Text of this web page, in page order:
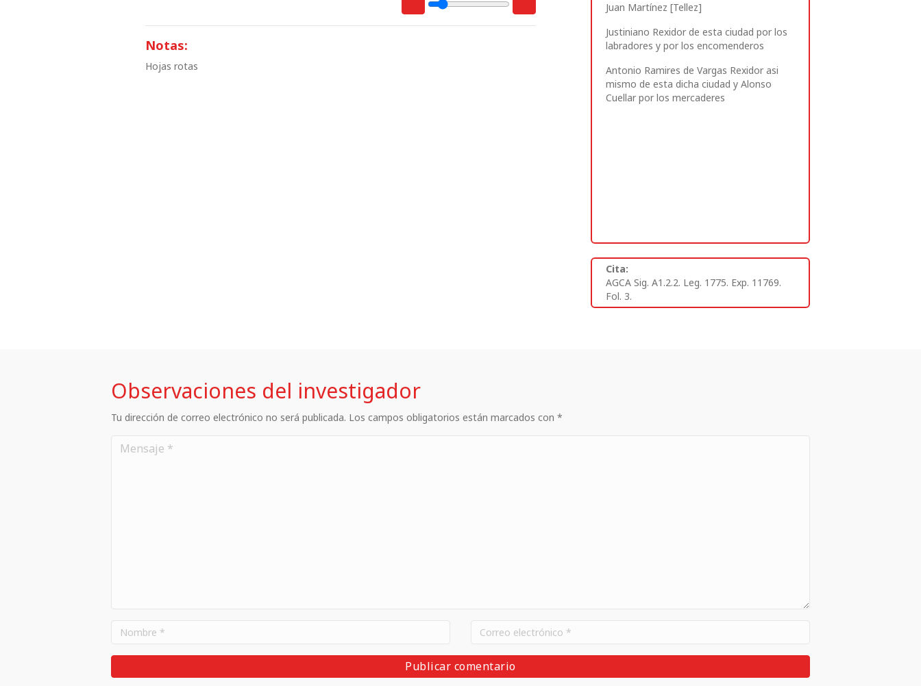
Notas:
Hojas rotas
Juan Martínez [Tellez]
Justiniano Rexidor de esta ciudad por los
labradores y por los encomenderos
Antonio Ramires de Vargas Rexidor asi
mismo de esta dicha ciudad y Alonso
Cuellar por los mercaderes
Cita:
AGCA Sig. A1.2.2. Leg. 1775. Exp. 11769.
Fol. 3.
Observaciones del investigador
Tu dirección de correo electrónico no será publicada. Los campos obligatorios están marcados con *